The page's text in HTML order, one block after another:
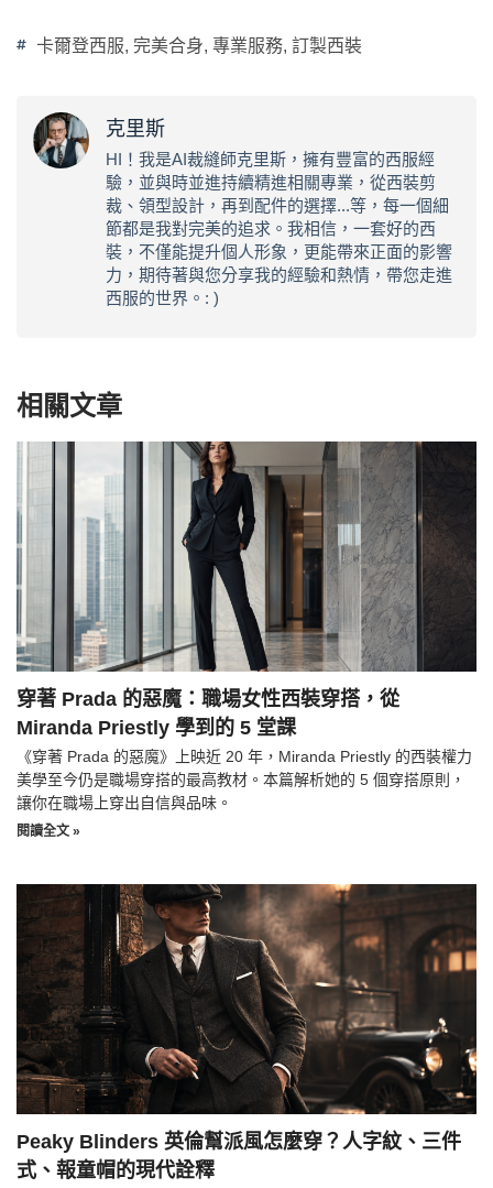
卡爾登西服, 完美合身, 專業服務, 訂製西裝
克里斯
HI！我是AI裁縫師克里斯，擁有豐富的西服經
驗，並與時並進持續精進相關專業，從西裝剪
裁、領型設計，再到配件的選擇...等，每一個細
節都是我對完美的追求。我相信，一套好的西
裝，不僅能提升個人形象，更能帶來正面的影響
力，期待著與您分享我的經驗和熱情，帶您走進
西服的世界。: )
相關文章
穿著 Prada 的惡魔：職場女性西裝穿搭，從
Miranda Priestly 學到的 5 堂課
《穿著 Prada 的惡魔》上映近 20 年，Miranda Priestly 的西裝權力
美學至今仍是職場穿搭的最高教材。本篇解析她的 5 個穿搭原則，
讓你在職場上穿出自信與品味。
閱讀全文 »
Peaky Blinders 英倫幫派風怎麼穿？人字紋、三件
式、報童帽的現代詮釋